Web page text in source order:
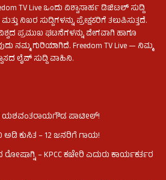
TV Live ಒಂದು ವಿಶ್ವಾಸಾರ್ಹ ಡಿಜಿಟಲ್ ಸುದ್ದಿ
ನಿಖರ ಸುದ್ದಿಗಳನ್ನು ಪ್ರೇಕ್ಷಕರಿಗೆ ತಲುಪಿಸುತ್ತದೆ.
ಪ್ರಮುಖ ಘಟನೆಗಳನ್ನು ವೇಗವಾಗಿ ಹಾಗೂ
ನಮ್ಮ ಗುರಿಯಾಗಿದೆ. Freedom TV Live — ನಿಮ್ಮ
ಲೈವ್ ಸುದ್ದಿ ವಾಹಿನಿ.
ಯಶವಂತರಾಯಗೌಡ ಪಾಟೀಲ್‌!
ಕುಸಿತ – 12 ಜನರಿಗೆ ಗಾಯ!
– KPCC ಕಚೇರಿ ಎದುರು ಕಾರ್ಯಕರ್ತರ